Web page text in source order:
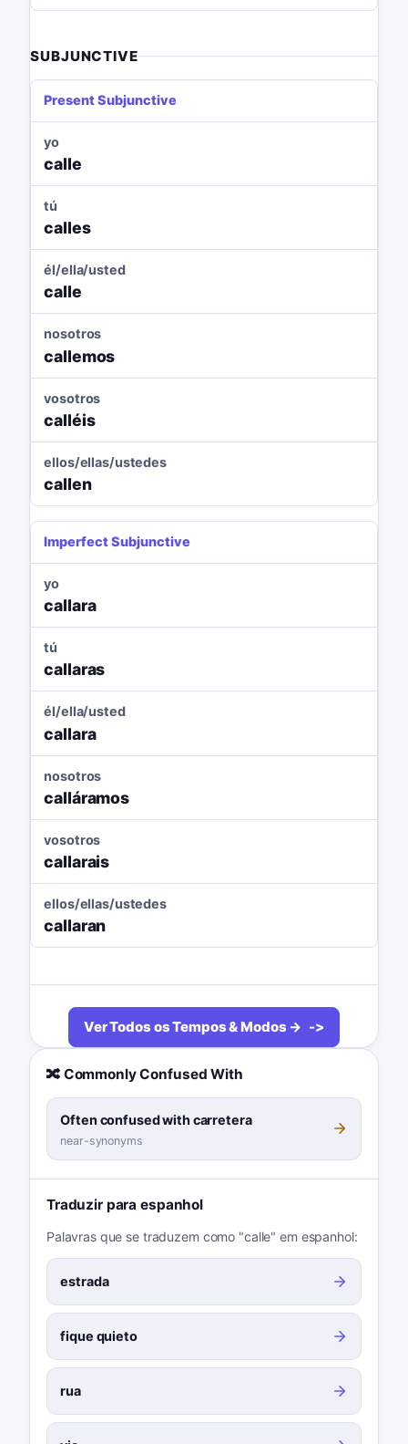
SUBJUNCTIVE
Present Subjunctive
yo
calle
tú
calles
él/ella/usted
calle
nosotros
callemos
vosotros
calléis
ellos/ellas/ustedes
callen
Imperfect Subjunctive
yo
callara
tú
callaras
él/ella/usted
callara
nosotros
calláramos
vosotros
callarais
ellos/ellas/ustedes
callaran
Ver Todos os Tempos & Modos →
🔀 Commonly Confused With
Often confused with carretera
near-synonyms
Traduzir para espanhol
Palavras que se traduzem como "calle" em espanhol:
estrada
fique quieto
rua